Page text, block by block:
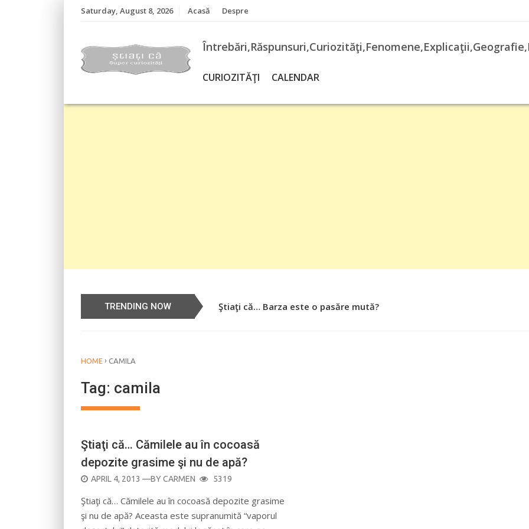
Saturday, August 8, 2026 Acasă Despre
CURIOZITĂŢI CALENDAR
TRENDING NOW Ştiaţi că… Barza este o pasăre mută?
Știați că… Roşiile îsi păstrează substanţele benefice organismului
HOME › CAMILA
Tag: camila
Ştiaţi că… Cămilele au în cocoasă
depozite grasime şi nu de apă?
POSTED
APRIL 4, 2013 —BYCARMEN 5319
Ştiaţi că… Cămilele au în cocoasă depozite grasime
şi nu de apă? Aceasta este supranumită “vaporul